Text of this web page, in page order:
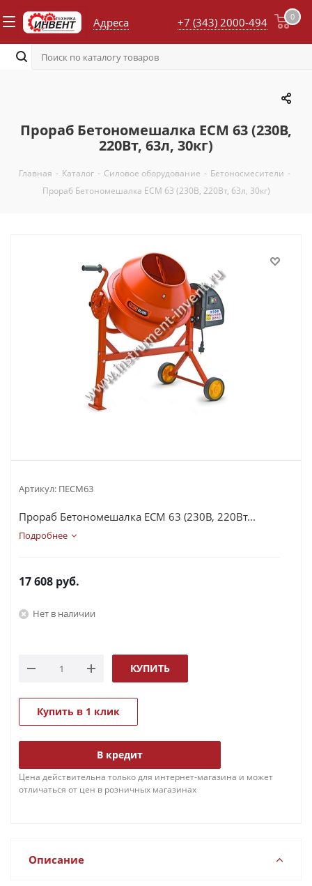
Адреса 0
+7 (343) 2000-494
Прораб Бетономешалка ЕСМ 63 (230В,
220Вт, 63л, 30кг)
Главная - Каталог - Силовое оборудование - Бетоносмесители -
Прораб Бетономешалка ЕСМ 63 (230В, 220Вт, 63л, 30кг)
Артикул: ПЕСМ63
Прораб Бетономешалка ЕСМ 63 (230В, 220Вт...
Подробнее
17 608 руб.
Нет в наличии
КУПИТЬ
Купить в 1 клик
В кредит
Цена действительна только для интернет-магазина и может
отличаться от цен в розничных магазинах
Описание